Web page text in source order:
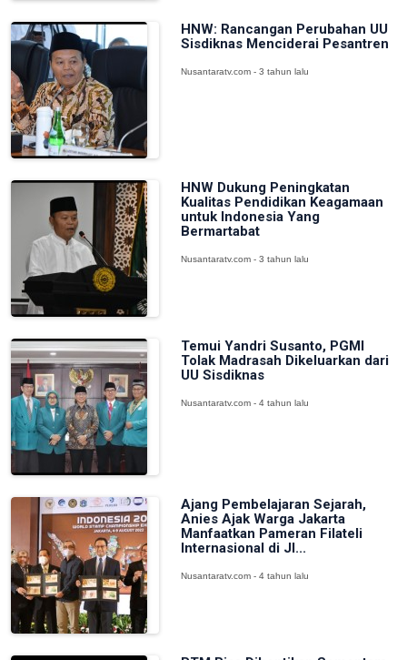
HNW: Rancangan Perubahan UU
Sisdiknas Menciderai Pesantren
Nusantaratv.com - 3 tahun lalu
HNW Dukung Peningkatan
Kualitas Pendidikan Keagamaan
untuk Indonesia Yang
Bermartabat
Nusantaratv.com - 3 tahun lalu
Temui Yandri Susanto, PGMI
Tolak Madrasah Dikeluarkan dari
UU Sisdiknas
Nusantaratv.com - 4 tahun lalu
Ajang Pembelajaran Sejarah,
Anies Ajak Warga Jakarta
Manfaatkan Pameran Filateli
Internasional di JI...
Nusantaratv.com - 4 tahun lalu